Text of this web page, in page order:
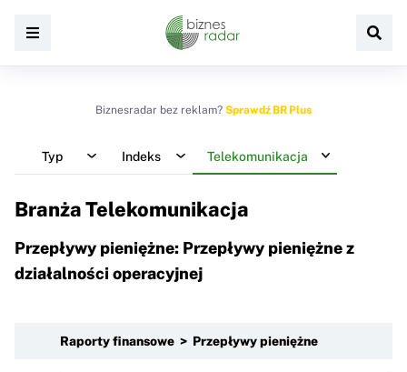
Biznesradar bez reklam? Sprawdź BR Plus
Typ Indeks Telekomunikacja
Branża Telekomunikacja
Przepływy pieniężne: Przepływy pieniężne z
działalności operacyjnej
Raporty finansowe > Przepływy pieniężne